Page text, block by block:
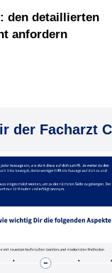
den detaillierten
anfordern
der Facharzt